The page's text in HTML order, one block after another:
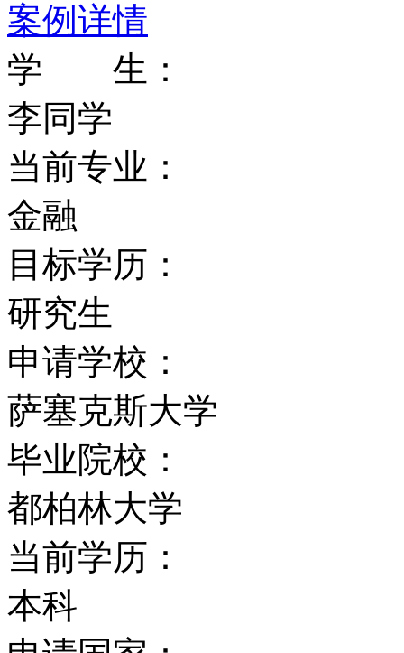
全球研究学院
历史与哲学学院
信息学院
法学院
数学与物理学学院
生命科学学院
传媒学院
心理学学院
布莱顿和萨塞克斯医学院
学校规模及课程设置
案例详情
学 生：
李同学
当前专业：
金融
目标学历：
研究生
申请学校：
萨塞克斯大学
毕业院校：
都柏林大学
当前学历：
本科